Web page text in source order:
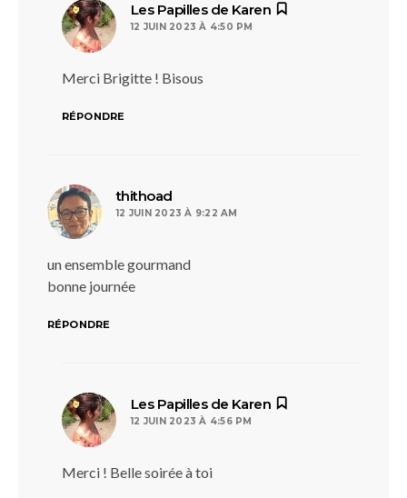
Les Papilles de Karen
12 JUIN 2023 À 4:50 PM
Merci Brigitte ! Bisous
RÉPONDRE
thithoad
12 JUIN 2023 À 9:22 AM
un ensemble gourmand
bonne journée
RÉPONDRE
Les Papilles de Karen
12 JUIN 2023 À 4:56 PM
Merci ! Belle soirée à toi